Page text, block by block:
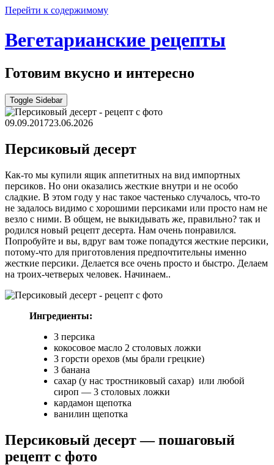
Перейти к содержимому
Вегетарианские рецепты
Готовим вкусно и интересно
Toggle Sidebar
09.09.201723.06.2026
Персиковый десерт
Как-то мы купили ящик аппетитных на вид импортных
персиков. Но они оказались жесткие внутри и не особо
сладкие. В этом году у нас такое частенько случалось, что-то
не задалось видимо с хорошими персиками или просто нам не
везло с ними. В общем, не выкидывать же, правильно? так и
родился новый рецепт десерта. Нам очень понравился.
Попробуйте и вы, вдруг вам тоже попадутся жесткие персики,
потому-что для приготовления предпочтительны именно
жесткие персики. Делается все очень просто и быстро. Делаем
на троих-четверых человек. Начинаем..
Ингредиенты:
3 персика
кокосовое масло 2 столовых ложки
3 горсти орехов (мы брали грецкие)
3 банана
сахар (у нас тростниковый сахар) или любой
сироп — 3 столовых ложки
кардамон щепотка
ванилин щепотка
Персиковый десерт — пошаговый
рецепт с фото